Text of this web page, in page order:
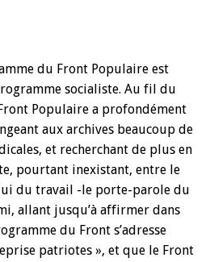
du Front Populaire est
socialiste. Au fil du
Populaire a profondément
aux archives beaucoup de
et recherchant de plus en
pourtant inexistant, entre le
du travail -le porte-parole du
allant jusqu’à affirmer dans
du Front s’adresse
patriotes », et que le Front